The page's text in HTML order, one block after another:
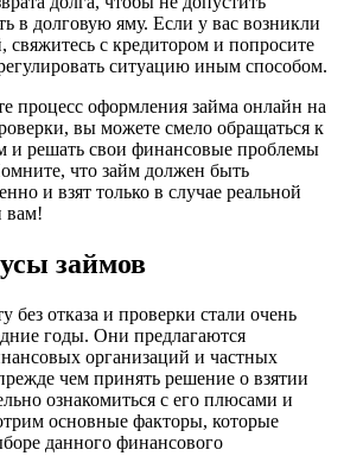
в долговую яму. Если у вас возникли
свяжитесь с кредитором и попросите
ситуацию иным способом.
процесс оформления займа онлайн на
вы можете смело обращаться к
и решать свои финансовые проблемы
что займ должен быть
и взят только в случае реальной
вам!
займов
без отказа и проверки стали очень
годы. Они предлагаются
организаций и частных
чем принять решение о взятии
ознакомиться с его плюсами и
основные факторы, которые
данного финансового